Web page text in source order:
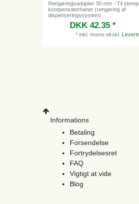
Rengøringsadapter 30 mm - Til
kompensatorhaner (rengøring af
dispenseringssystem)
DKK 42.35 *
* inkl. moms ekskl.
Informations
Betaling
Forsendelse
Fortrydelsesret
FAQ
Vigtigt at vide
Blog